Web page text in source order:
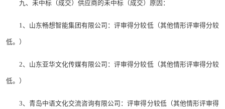
九、未中标（成交）供应商的未中标（成交）原因：
1、山东畅想智能集团有限公司：评审得分较低（其他情形评审得分较
低。）
2、山东亚华文化传媒有限公司：评审得分较低（其他情形评审得分较
低。）
3、青岛中语文化交流咨询有限公司：评审得分较低（其他情形评审得